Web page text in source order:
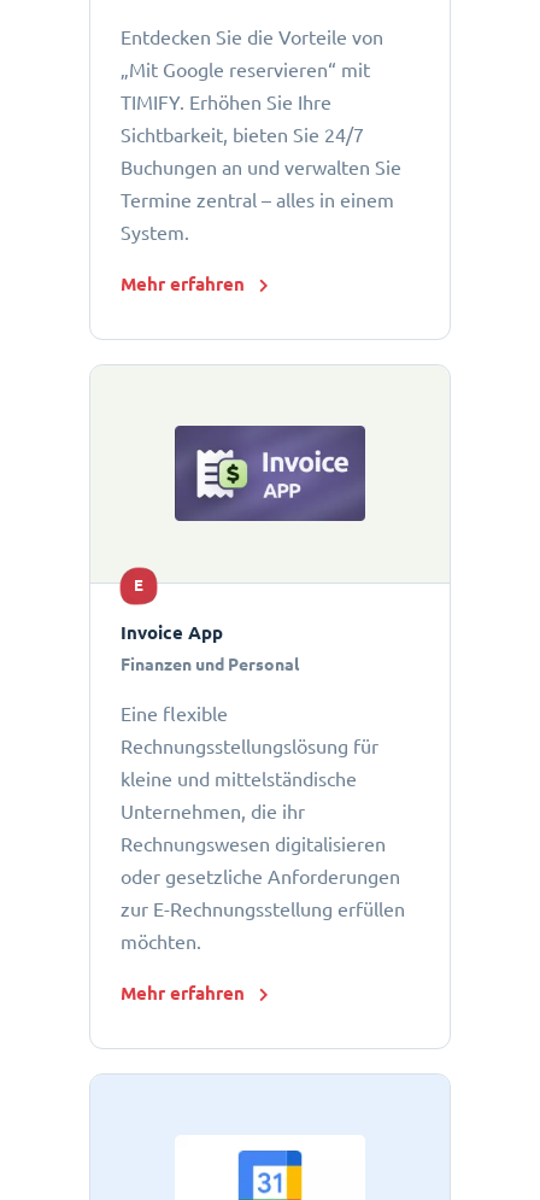
Entdecken Sie die Vorteile von
„Mit Google reservieren“ mit
TIMIFY. Erhöhen Sie Ihre
Sichtbarkeit, bieten Sie 24/7
Buchungen an und verwalten Sie
Termine zentral – alles in einem
System.
Mehr erfahren
E
Invoice App
Finanzen und Personal
Eine flexible
Rechnungsstellungslösung für
kleine und mittelständische
Unternehmen, die ihr
Rechnungswesen digitalisieren
oder gesetzliche Anforderungen
zur E-Rechnungsstellung erfüllen
möchten.
Mehr erfahren